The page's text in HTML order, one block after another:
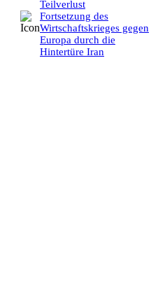
Teilverlust
Fortsetzung des
Wirtschaftskrieges gegen
Europa durch die
Hintertüre Iran